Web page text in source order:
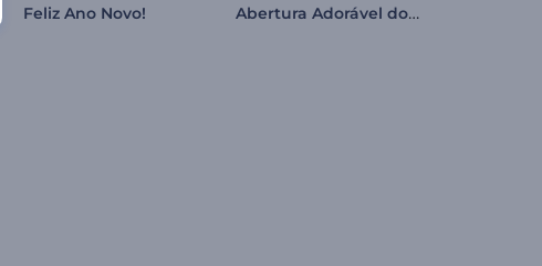
Feliz Ano Novo! Abertura Adorável do Dia dos Namorados